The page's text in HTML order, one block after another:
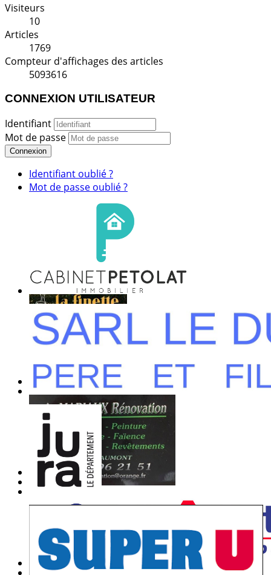
Visiteurs
10
Articles
1769
Compteur d'affichages des articles
5093616
CONNEXION UTILISATEUR
Identifiant
Mot de passe
Connexion
Identifiant oublié ?
Mot de passe oublié ?